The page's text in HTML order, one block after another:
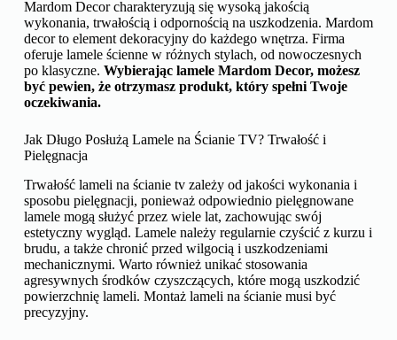
Mardom Decor charakteryzują się wysoką jakością
wykonania, trwałością i odpornością na uszkodzenia. Mardom
decor to element dekoracyjny do każdego wnętrza. Firma
oferuje lamele ścienne w różnych stylach, od nowoczesnych
po klasyczne. Wybierając lamele Mardom Decor, możesz
być pewien, że otrzymasz produkt, który spełni Twoje
oczekiwania.
Jak Długo Posłużą Lamele na Ścianie TV? Trwałość i
Pielęgnacja
Trwałość lameli na ścianie tv zależy od jakości wykonania i
sposobu pielęgnacji, ponieważ odpowiednio pielęgnowane
lamele mogą służyć przez wiele lat, zachowując swój
estetyczny wygląd. Lamele należy regularnie czyścić z kurzu i
brudu, a także chronić przed wilgocią i uszkodzeniami
mechanicznymi. Warto również unikać stosowania
agresywnych środków czyszczących, które mogą uszkodzić
powierzchnię lameli. Montaż lameli na ścianie musi być
precyzyjny.